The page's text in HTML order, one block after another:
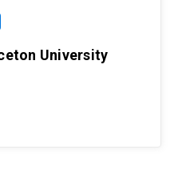
University